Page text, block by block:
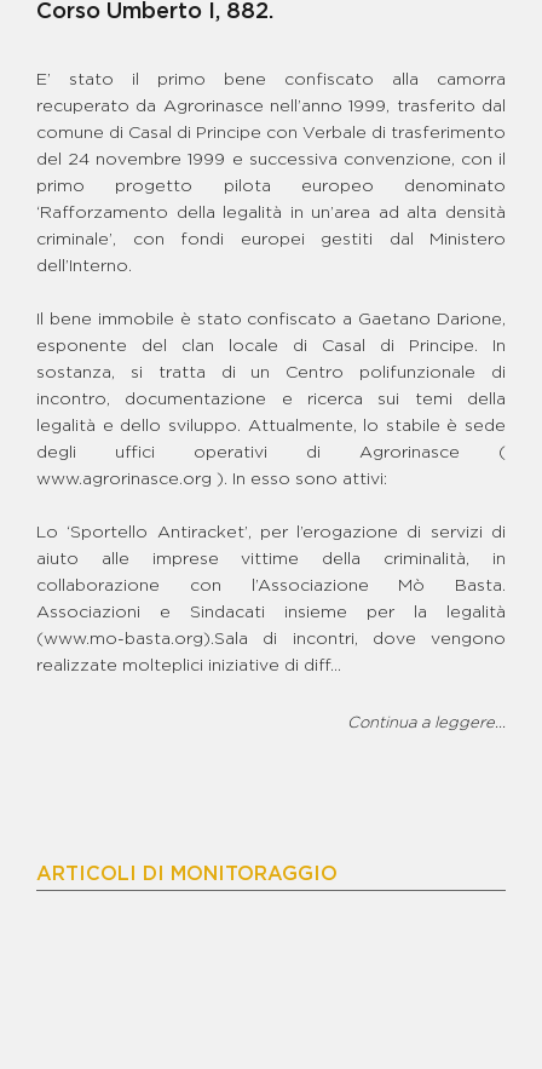
BENE MARANO - CENTRO
BENE MARIO CATERINO -
CENTRO DON MILANI
BENE MICHELE ZAGARIA
GRUPPO DI CONVIVENZA E
CENTRO GIOVANILE
BENE RAFFAELE CECORO -
SPAZIO GIOVANI E FAMIGLIE
BENE SCHIAVONE - CENTRO
"GLOBAL CARE"
BENE SCHIAVONE FRANCESCO
“CICCIARIELLO”-CAMPO DI
BENE SCHIAVONE SAVERIO
PAOLO
BENE STATUTO RODOLFO -
BENE STEFANO RECCIA -
MEDIATECA E LUDOTECA
BENE TAVOLETTA - CAFFE'
LETTERARIO E BIBLIOTECA
BENE VARGAS
BENE VENOSA - CENTRO DI
BENE VENOSA - CENTRO
BENE VINCENZO ZAGARIA -
Corso Umberto I, 882.
E’ stato il primo bene confiscato alla camorra
recuperato da Agrorinasce nell’anno 1999, trasferito dal
comune di Casal di Principe con Verbale di trasferimento
del 24 novembre 1999 e successiva convenzione, con il
primo progetto pilota europeo denominato
‘Rafforzamento della legalità in un’area ad alta densità
criminale’, con fondi europei gestiti dal Ministero
dell’Interno.
Il bene immobile è stato confiscato a Gaetano Darione,
esponente del clan locale di Casal di Principe. In
sostanza, si tratta di un Centro polifunzionale di
incontro, documentazione e ricerca sui temi della
legalità e dello sviluppo. Attualmente, lo stabile è sede
degli uffici operativi di Agrorinasce (
www.agrorinasce.org ). In esso sono attivi:
Lo ‘Sportello Antiracket’, per l’erogazione di servizi di
aiuto alle imprese vittime della criminalità, in
collaborazione con l’Associazione Mò Basta.
Associazioni e Sindacati insieme per la legalità
(www.mo-basta.org).Sala di incontri, dove vengono
realizzate molteplici iniziative di diff...
Continua a leggere...
ARTICOLI DI MONITORAGGIO